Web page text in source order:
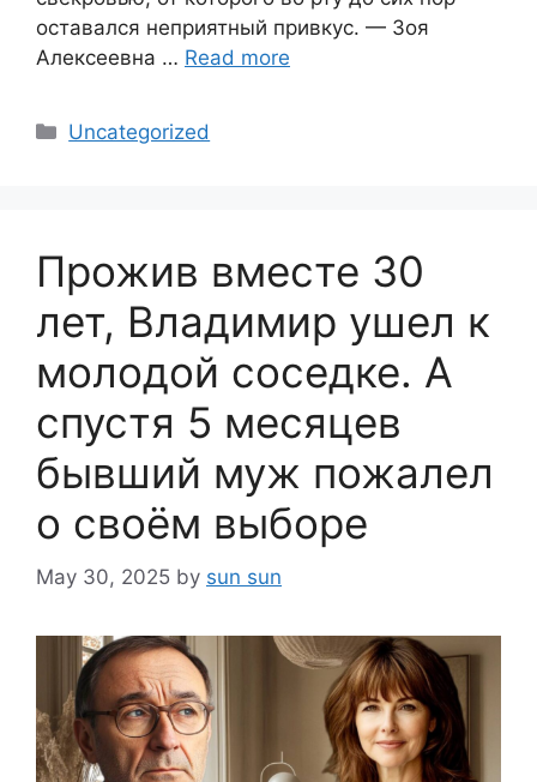
оставался неприятный привкус. — Зоя
Алексеевна … Read more
Categories
Uncategorized
Прожив вместе 30
лет, Владимир ушел к
молодой соседке. А
спустя 5 месяцев
бывший муж пожалел
о своём выборе
May 30, 2025 by sun sun